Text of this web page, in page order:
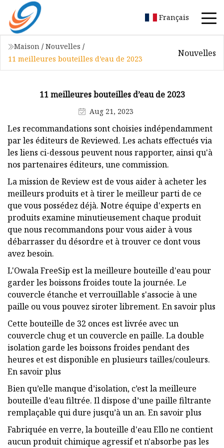
Français
Maison / Nouvelles /
11 meilleures bouteilles d’eau de 2023
Nouvelles
11 meilleures bouteilles d’eau de 2023
Aug 21, 2023
Les recommandations sont choisies indépendamment
par les éditeurs de Reviewed. Les achats effectués via
les liens ci-dessous peuvent nous rapporter, ainsi qu'à
nos partenaires éditeurs, une commission.
La mission de Review est de vous aider à acheter les
meilleurs produits et à tirer le meilleur parti de ce
que vous possédez déjà. Notre équipe d'experts en
produits examine minutieusement chaque produit
que nous recommandons pour vous aider à vous
débarrasser du désordre et à trouver ce dont vous
avez besoin.
L'Owala FreeSip est la meilleure bouteille d'eau pour
garder les boissons froides toute la journée. Le
couvercle étanche et verrouillable s'associe à une
paille ou vous pouvez siroter librement. En savoir plus
Cette bouteille de 32 onces est livrée avec un
couvercle chug et un couvercle en paille. La double
isolation garde les boissons froides pendant des
heures et est disponible en plusieurs tailles/couleurs.
En savoir plus
Bien qu’elle manque d’isolation, c’est la meilleure
bouteille d’eau filtrée. Il dispose d’une paille filtrante
remplaçable qui dure jusqu’à un an. En savoir plus
Fabriquée en verre, la bouteille d'eau Ello ne contient
aucun produit chimique agressif et n'absorbe pas les